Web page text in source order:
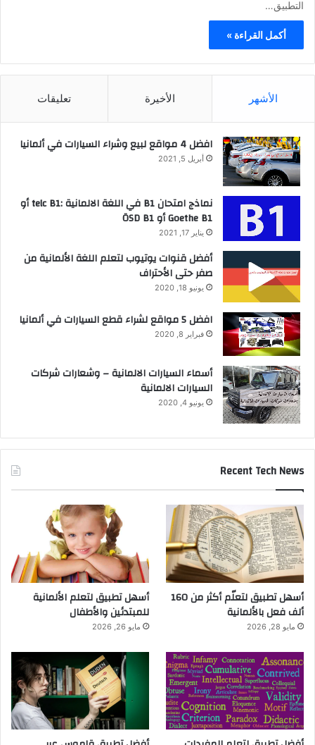
التطبيق…
أكمل القراءة »
الأشهر الأخيرة تعليقات
افضل 4 مواقع لبيع وشراء السيارات في ألمانيا
أبريل 5, 2021
نماذج امتحان B1 في اللغة الالمانية :telc B1 أو
Goethe B1 أو ÖSD B1
يناير 17, 2021
أفضل قنوات يوتيوب لتعلم اللغة الألمانية من
صفر حتى الأحتراف
يونيو 18, 2020
افضل 5 مواقع لشراء قطع السيارات في ألمانيا
فبراير 8, 2020
أسماء السيارات الالمانية – وشعارات شركات
السيارات الالمانية
يونيو 4, 2020
Recent Tech News
أسهل تطبيق لتعلّم أكثر من 160
ألف فعل بالألمانية
مايو 28, 2026
أسهل تطبيق لتعلم الألمانية
للمبتدئين والأطفال
مايو 26, 2026